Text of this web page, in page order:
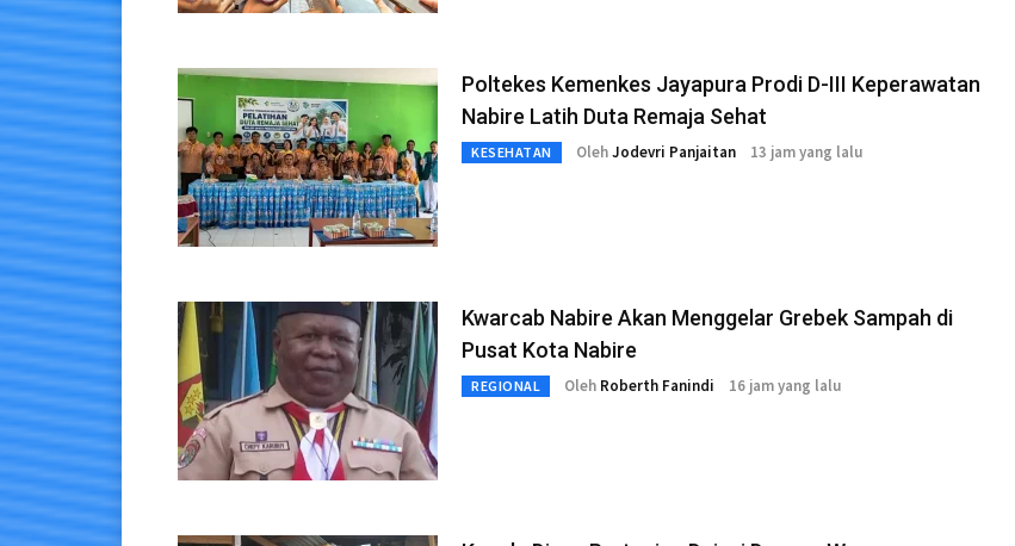
Poltekes Kemenkes Jayapura Prodi D-III Keperawatan
Nabire Latih Duta Remaja Sehat
KESEHATAN OlehJodevri Panjaitan 13 jam yang lalu
Kwarcab Nabire Akan Menggelar Grebek Sampah di
Pusat Kota Nabire
REGIONAL Oleh Roberth Fanindi 16 jam yang lalu